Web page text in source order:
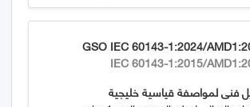
GSO IEC 60143-1:2024/
IEC 60143-1:2015/
فني لمواصفة قياسية خليجية